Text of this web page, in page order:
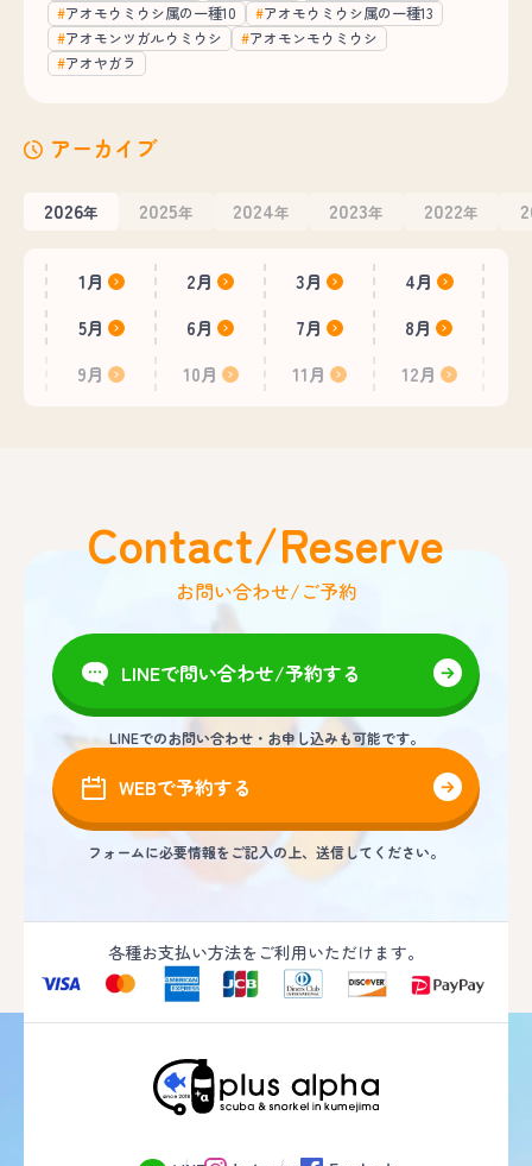
アオモウミウシ属の一種10
アオモウミウシ属の一種13
アオモンツガルウミウシ
アオモンモウミウシ
アオヤガラ
アーカイブ
2026年 2025年 2024年 2023年 2022年
1月 2月 3月
4月
5月
6月 7月
8月
9月
10月 11月 12月
Contact/Reserve
お問い合わせ/ご予約
LINEで問い合わせ/予約する
LINEでのお問い合わせ・お申し込みも可能です。
WEBで予約する
フォームに必要情報をご記入の上、送信してください。
各種お支払い方法をご利用いただけます。